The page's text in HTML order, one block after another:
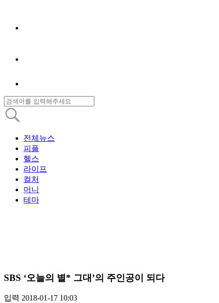
전체뉴스
피플
헬스
라이프
컬처
머니
테마
SBS ‘오늘의 별* 그대’의 주인공이 되다
입력 2018-01-17 10:03